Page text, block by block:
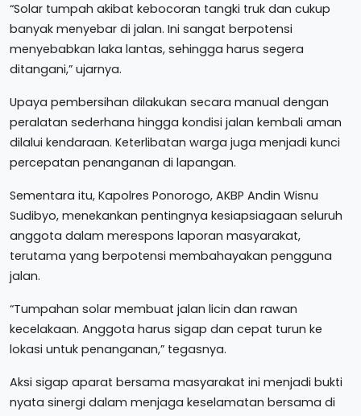
“Solar tumpah akibat kebocoran tangki truk dan cukup
banyak menyebar di jalan. Ini sangat berpotensi
menyebabkan laka lantas, sehingga harus segera
ditangani,” ujarnya.
Upaya pembersihan dilakukan secara manual dengan
peralatan sederhana hingga kondisi jalan kembali aman
dilalui kendaraan. Keterlibatan warga juga menjadi kunci
percepatan penanganan di lapangan.
Sementara itu, Kapolres Ponorogo, AKBP Andin Wisnu
Sudibyo, menekankan pentingnya kesiapsiagaan seluruh
anggota dalam merespons laporan masyarakat,
terutama yang berpotensi membahayakan pengguna
jalan.
“Tumpahan solar membuat jalan licin dan rawan
kecelakaan. Anggota harus sigap dan cepat turun ke
lokasi untuk penanganan,” tegasnya.
Aksi sigap aparat bersama masyarakat ini menjadi bukti
nyata sinergi dalam menjaga keselamatan bersama di